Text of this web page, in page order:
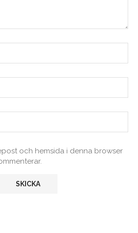
och hemsida i denna browser